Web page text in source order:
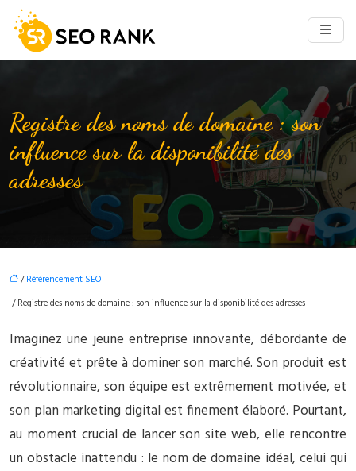
Registre des noms de domaine : son
influence sur la disponibilité des
adresses
/Référencement SEO
/ Registre des noms de domaine : son influence sur la disponibilité des adresses
Imaginez une jeune entreprise innovante, débordante de
créativité et prête à dominer son marché. Son produit est
révolutionnaire, son équipe est extrêmement motivée, et
son plan marketing digital est finement élaboré. Pourtant,
au moment crucial de lancer son site web, elle rencontre
un obstacle inattendu : le nom de domaine idéal, celui qui